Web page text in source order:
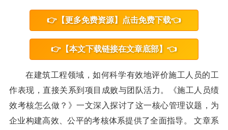
👉【更多免费资源】点击免费下载👈
👉【本文下载链接在文章底部】👈
在建筑工程领域，如何科学有效地评价施工人员的工
作表现，直接关系到项目成败与团队活力。《施工人员绩
效考核怎么做？》一文深入探讨了这一核心管理议题，为
企业构建高效、公平的考核体系提供了全面指导。 文章系